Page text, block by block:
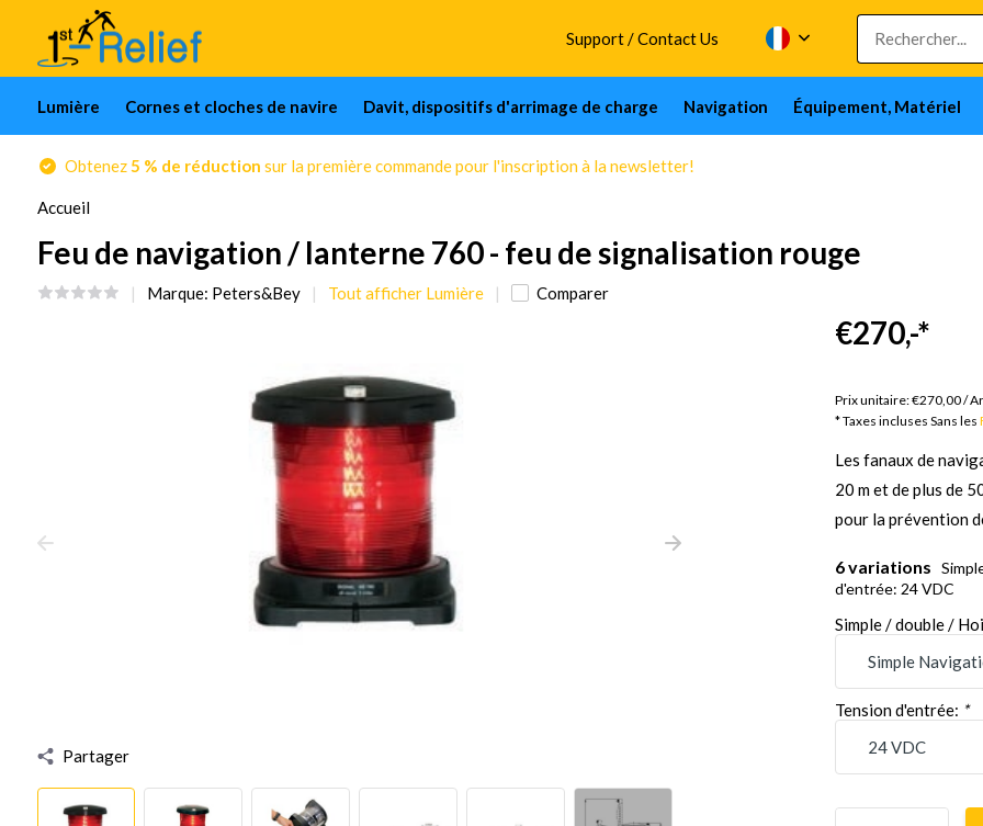
Support / Contact Us
Lumière Cornes et cloches de navire Davit, dispositifs d'arrimage de charge Navigation Équipement, Matériel
Obtenez5 % de réduction sur la première commande pour l'inscription à la newsletter!
Accueil
Feu de navigation / lanterne 760 - feu de signalisation rouge
Marque: Peters&Bey Tout afficher Lumière Comparer
Partager
€270,-*
Prix unitaire:€270,00/
* Taxes incluses Sans les
Les fanaux de
20 m et de plus de
pour la prévention
6 variations
d'entrée: 24 VDC
Simple / double /
Tension d'entrée: *